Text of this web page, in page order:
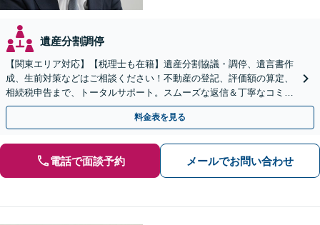
遺産分割調停
【関東エリア対応】【税理士も在籍】遺産分割協議・調停、遺言書作
成、生前対策などはご相談ください！不動産の登記、評価額の算定、
相続税申告まで、トータルサポート。スムーズな返信＆丁寧なコミュ
ニケーション◎お気軽にご相談ください。
料金表を見る
電話で面談予約 メールでお問い合わせ